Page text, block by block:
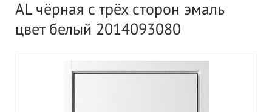
AL чёрная с трёх сторон эмаль
цвет белый 2014093080